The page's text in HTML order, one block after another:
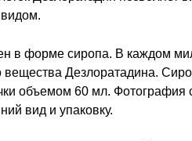
в форме сиропа. В каждом
вещества Дезлоратадина.
объемом 60 мл. Фотография
вид и упаковку.